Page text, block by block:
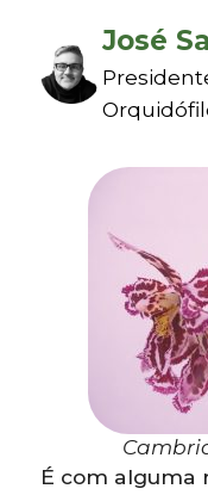
José
É com alguma